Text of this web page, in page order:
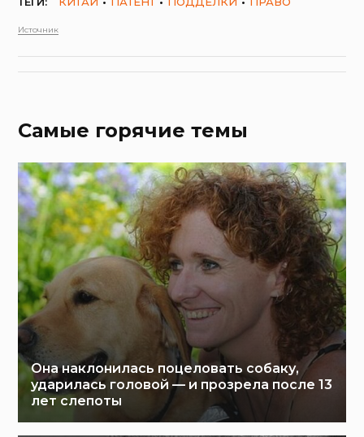
Источник
Самые горячие темы
Она наклонилась поцеловать собаку,
ударилась головой — и прозрела после 13
лет слепоты